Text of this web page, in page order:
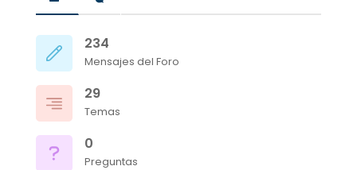
234
Mensajes del Foro
29
Temas
0
Preguntas